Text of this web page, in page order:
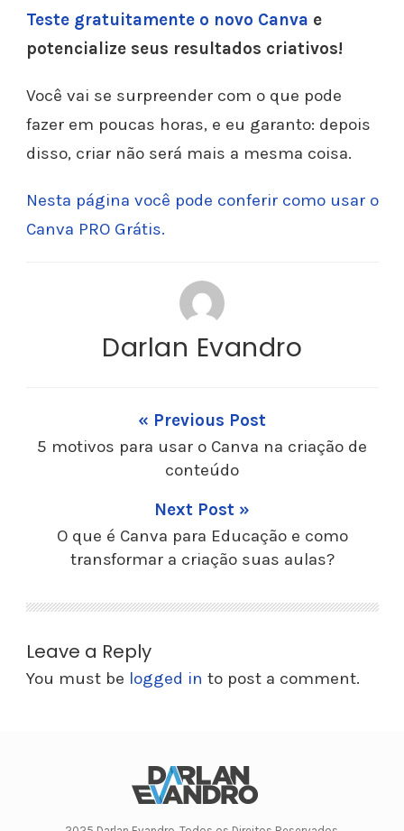
Teste gratuitamente o novo Canva e
potencialize seus resultados criativos!
Você vai se surpreender com o que pode
fazer em poucas horas, e eu garanto: depois
disso, criar não será mais a mesma coisa.
Nesta página você pode conferir como usar o
Canva PRO Grátis.
Darlan Evandro
« Previous Post
5 motivos para usar o Canva na criação de
conteúdo
Next Post »
O que é Canva para Educação e como
transformar a criação suas aulas?
Leave a Reply
You must be logged in to post a comment.